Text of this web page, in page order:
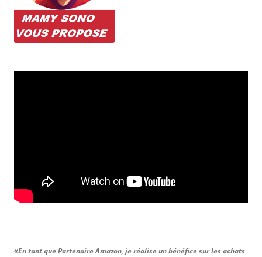
«En tant que Partenaire Amazon, je réalise un bénéfice sur les achats